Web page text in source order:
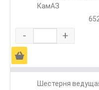
КамАЗ
- +
Ä
Шестерня